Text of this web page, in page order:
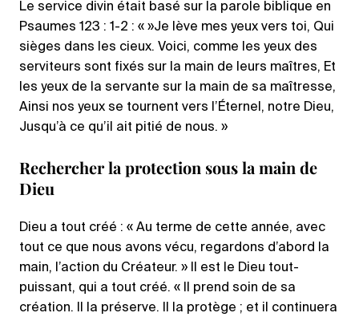
Le service divin était basé sur la parole biblique en
Psaumes 123 : 1-2 : « »Je lève mes yeux vers toi, Qui
sièges dans les cieux. Voici, comme les yeux des
serviteurs sont fixés sur la main de leurs maîtres, Et
les yeux de la servante sur la main de sa maîtresse,
Ainsi nos yeux se tournent vers l’Éternel, notre Dieu,
Jusqu’à ce qu’il ait pitié de nous. »
Rechercher la protection sous la main de
Dieu
Dieu a tout créé : « Au terme de cette année, avec
tout ce que nous avons vécu, regardons d’abord la
main, l’action du Créateur. » Il est le Dieu tout-
puissant, qui a tout créé. « Il prend soin de sa
création. Il la préserve. Il la protège ; et il continuera